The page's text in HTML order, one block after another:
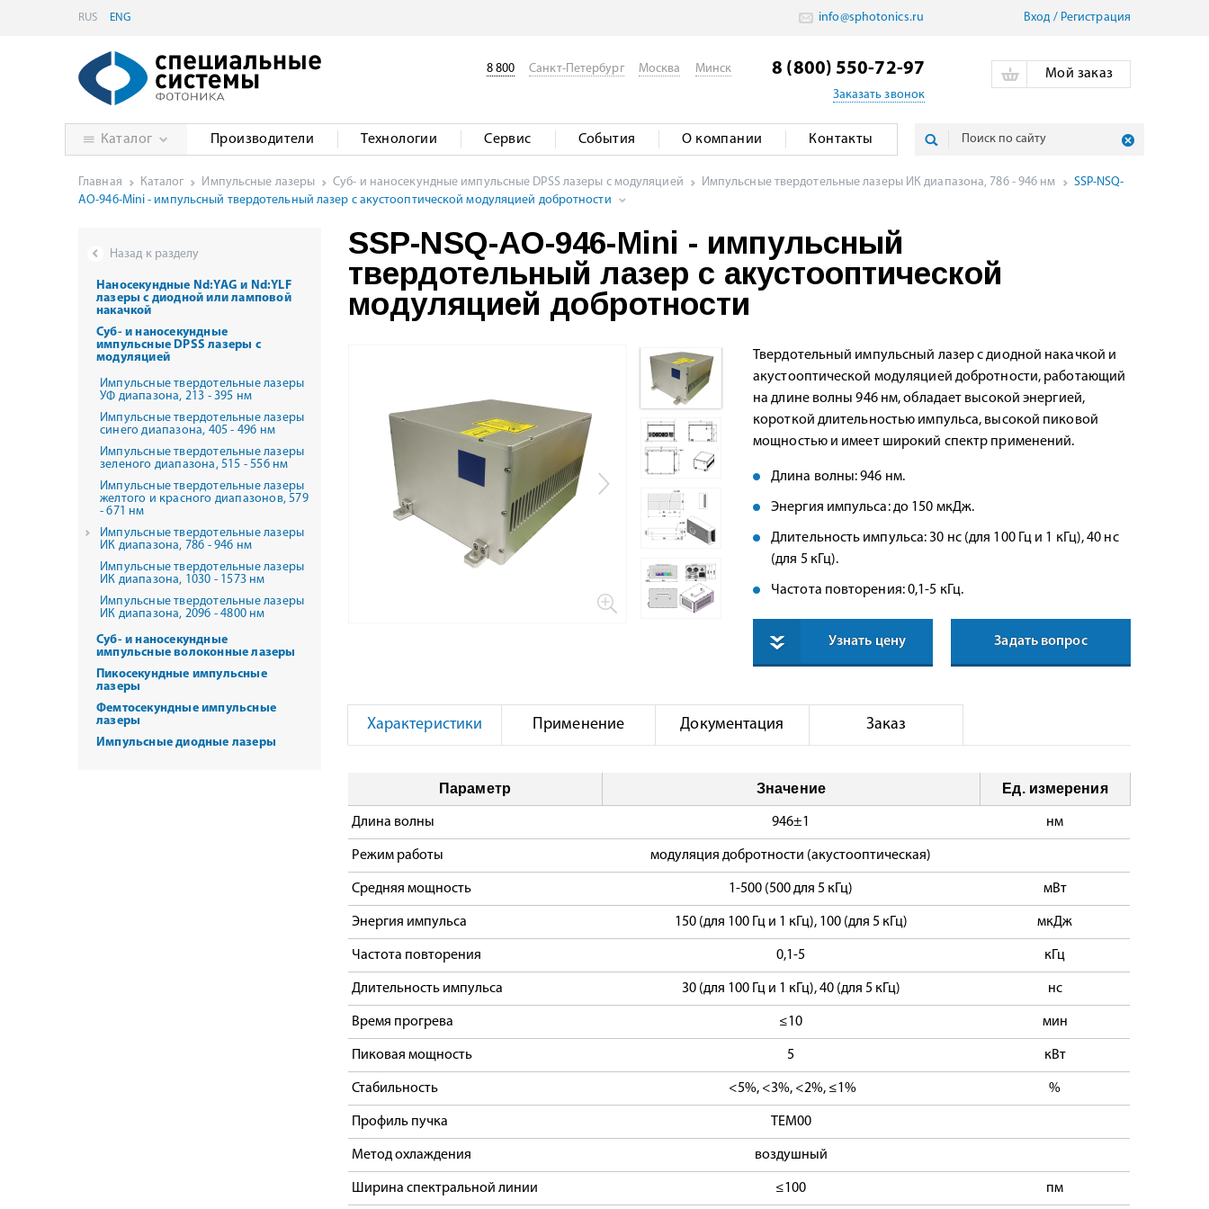
Главная Каталог Импульсные лазеры Суб- и наносекундные импульсные DPSS лазеры с модуляцией Импульсные твердотельные лазеры ИК диапазона, 786 - 946 нм
SSP-NSQ-
AO-946-Mini - импульсный твердотельный лазер с акустооптической модуляцией добротности
SSP-NSQ-AO-946-Mini - импульсный
твердотельный лазер с акустооптической
модуляцией добротности
Твердотельный импульсный лазер с диодной накачкой и
акустооптической модуляцией добротности, работающий
на длине волны 946 нм, обладает высокой энергией,
короткой длительностью импульса, высокой пиковой
мощностью и имеет широкий спектр применений.
Длина волны: 946 нм.
Энергия импульса: до 150 мкДж.
Длительность импульса: 30 нс (для 100 Гц и 1 кГц), 40 нс
(для 5 кГц).
Частота повторения: 0,1-5 кГц.
Узнать цену Задать вопрос
Характеристики Применение Документация Заказ
Параметр Значение Ед. измерения
Длина волны 946±1 нм
Режим работы модуляция добротности (акустооптическая)
Средняя мощность 1-500 (500 для 5 кГц) мВт
Энергия импульса 150 (для 100 Гц и 1 кГц), 100 (для 5 кГц) мкДж
Частота повторения 0,1-5 кГц
Длительность импульса 30 (для 100 Гц и 1 кГц), 40 (для 5 кГц) нс
Время прогрева ≤10 мин
Пиковая мощность 5 кВт
Стабильность <5%, <3%, <2%, ≤1% %
Профиль пучка TEM00
Метод охлаждения воздушный
Ширина спектральной линии ≤100 пм
Назад к разделу
Наносекундные Nd:YAG и Nd:YLF
лазеры с диодной или ламповой
накачкой
Суб- и наносекундные
импульсные DPSS лазеры с
модуляцией
Импульсные твердотельные лазеры
УФ диапазона, 213 - 395 нм
Импульсные твердотельные лазеры
синего диапазона, 405 - 496 нм
Импульсные твердотельные лазеры
зеленого диапазона, 515 - 556 нм
Импульсные твердотельные лазеры
желтого и красного диапазонов, 579
- 671 нм
Импульсные твердотельные лазеры
ИК диапазона, 786 - 946 нм
Импульсные твердотельные лазеры
ИК диапазона, 1030 - 1573 нм
Импульсные твердотельные лазеры
ИК диапазона, 2096 - 4800 нм
Суб- и наносекундные
импульсные волоконные лазеры
Пикосекундные импульсные
лазеры
Фемтосекундные импульсные
лазеры
Импульсные диодные лазеры
Вход / Pегистрация
info@sphotonics.ru
RUS ENG
Мой заказ
8 800 Санкт-Петербург Москва Минск 8 (800) 550-72-97
Заказать звонок
Каталог Производители Технологии Сервис События О компании Контакты